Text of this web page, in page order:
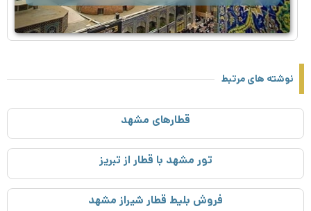
نوشته های مرتبط
قطارهای مشهد
تور مشهد با قطار از تبریز
فروش بلیط قطار شیراز مشهد